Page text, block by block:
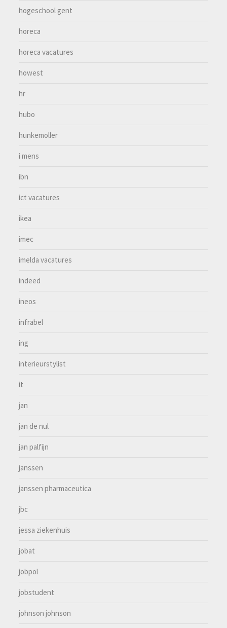
hogeschool gent
horeca
horeca vacatures
howest
hr
hubo
hunkemoller
i mens
ibn
ict vacatures
ikea
imec
imelda vacatures
indeed
ineos
infrabel
ing
interieurstylist
it
jan
jan de nul
jan palfijn
janssen
janssen pharmaceutica
jbc
jessa ziekenhuis
jobat
jobpol
jobstudent
johnson johnson